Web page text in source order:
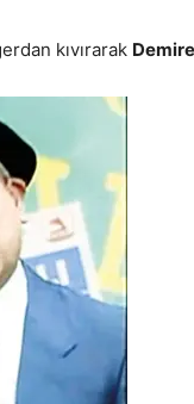
kıvırarak